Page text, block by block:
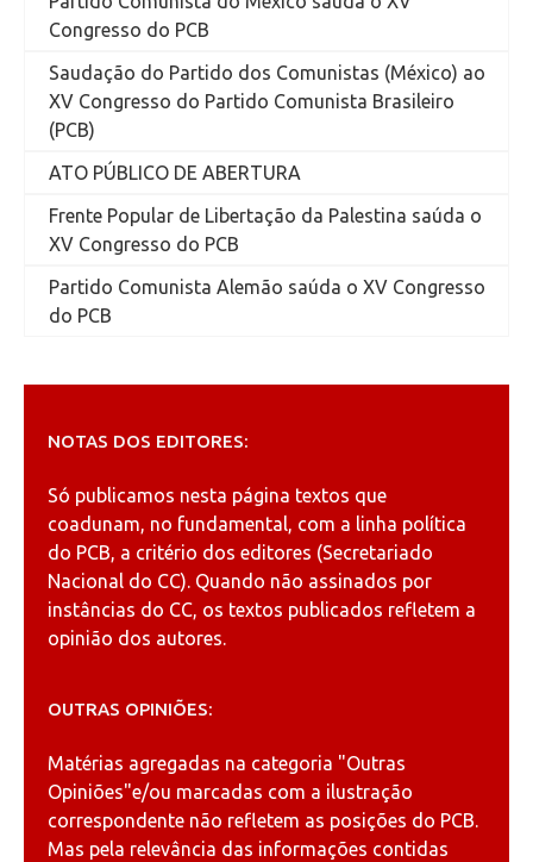
Congresso do PCB
Saudação do Partido dos Comunistas (México) ao
XV Congresso do Partido Comunista Brasileiro
(PCB)
ATO PÚBLICO DE ABERTURA
Frente Popular de Libertação da Palestina saúda o
XV Congresso do PCB
Partido Comunista Alemão saúda o XV Congresso
do PCB
NOTAS DOS EDITORES:
Só publicamos nesta página textos que
coadunam, no fundamental, com a linha política
do PCB, a critério dos editores (Secretariado
Nacional do CC). Quando não assinados por
instâncias do CC, os textos publicados refletem a
opinião dos autores.
OUTRAS OPINIÕES:
Matérias agregadas na categoria "Outras
Opiniões"e/ou marcadas com a ilustração
correspondente não refletem as posições do PCB.
Mas pela relevância das informações contidas